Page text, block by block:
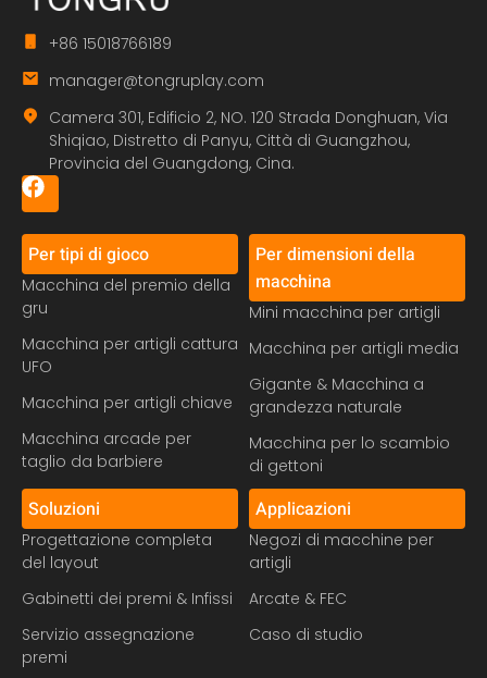
+86 15018766189
manager@tongruplay.com
Camera 301, Edificio 2, NO. 120 Strada Donghuan, Via
Shiqiao, Distretto di Panyu, Città di Guangzhou,
Provincia del Guangdong, Cina.
Per tipi di gioco
Macchina del premio della
gru
Macchina per artigli cattura
UFO
Macchina per artigli chiave
Macchina arcade per
taglio da barbiere
Per dimensioni della
macchina
Mini macchina per artigli
Macchina per artigli media
Gigante & Macchina a
grandezza naturale
Macchina per lo scambio
di gettoni
Soluzioni
Progettazione completa
del layout
Gabinetti dei premi & Infissi
Servizio assegnazione
premi
Applicazioni
Negozi di macchine per
artigli
Arcate & FEC
Caso di studio